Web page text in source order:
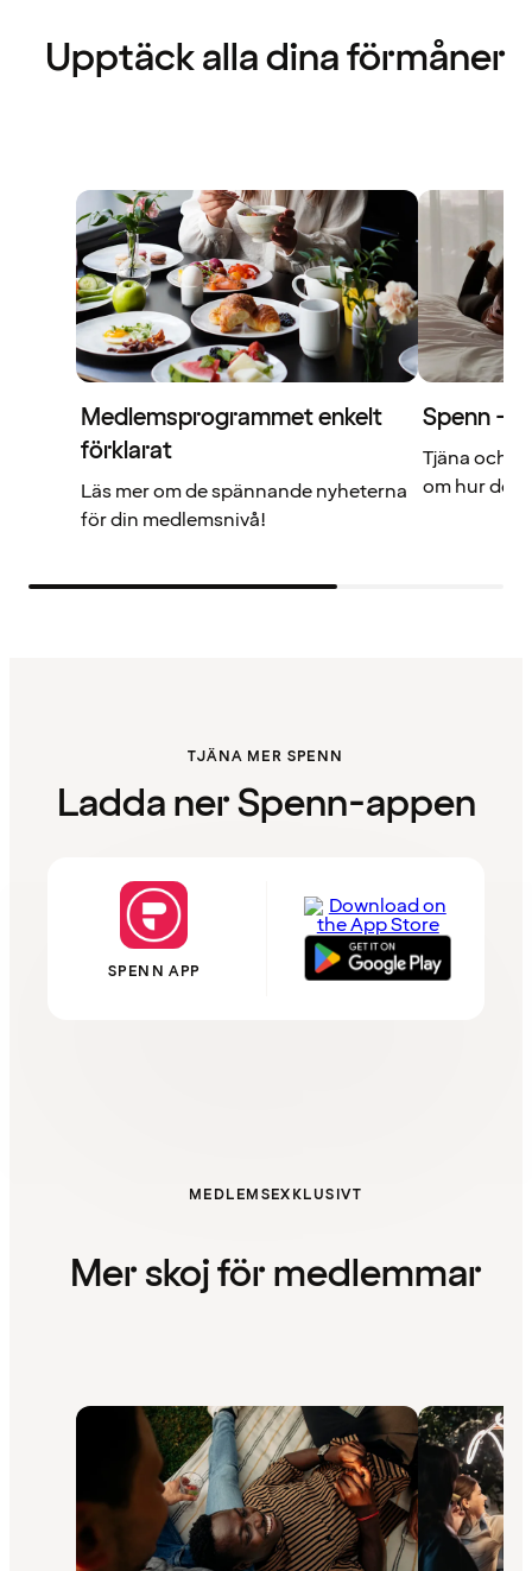
Upptäck alla dina förmåner
Medlemsprogrammet enkelt
förklarat
Läs mer om de spännande nyheterna
för din medlemsnivå!
Spenn –
Tjäna och
om hur det
TJÄNA MER SPENN
Ladda ner Spenn-appen
SPENN APP
MEDLEMSEXKLUSIVT
Mer skoj för medlemmar